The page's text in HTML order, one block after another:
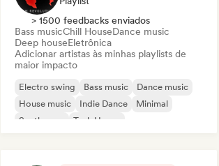
> 1500 feedbacks enviados
Bass musicChill HouseDance music
Deep houseEletrônica
Adicionar artistas às minhas playlists de
maior impacto
Electro swing Bass music
Dance music
House music
Indie Dance
Minimal
Synthwave
Tech House